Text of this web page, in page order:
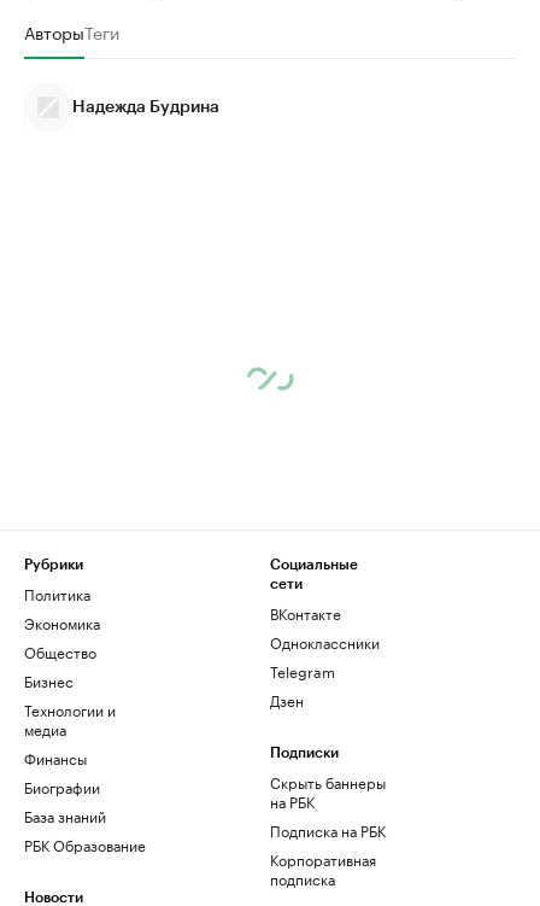
АвторыТеги
Надежда Будрина
Рубрики
Политика
Экономика
Общество
Бизнес
Технологии и
медиа
Финансы
Биографии
База знаний
РБК Образование
Новости
Социальные
сети
ВКонтакте
Одноклассники
Telegram
Дзен
Подписки
Скрыть баннеры
на РБК
Подписка на РБК
Корпоративная
подписка